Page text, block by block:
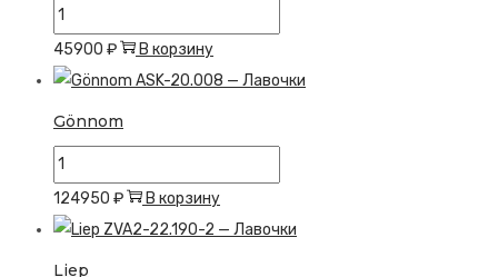
Количество
товара
Gihsi
45900 ₽ В корзину
Gönnom
Количество
товара
Gönnom
124950 ₽ В корзину
Liep